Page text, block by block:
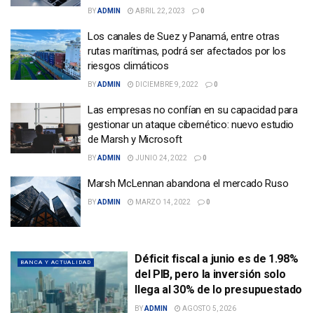
BYADMIN ABRIL 22, 2023 0
Los canales de Suez y Panamá, entre otras
rutas marítimas, podrá ser afectados por los
riesgos climáticos
BYADMIN DICIEMBRE 9, 2022 0
Las empresas no confían en su capacidad para
gestionar un ataque cibernético: nuevo estudio
de Marsh y Microsoft
BYADMIN JUNIO 24, 2022 0
Marsh McLennan abandona el mercado Ruso
BYADMIN MARZO 14, 2022 0
BANCA Y ACTUALIDAD
Déficit fiscal a junio es de 1.98%
del PIB, pero la inversión solo
llega al 30% de lo presupuestado
BYADMIN AGOSTO 5, 2026